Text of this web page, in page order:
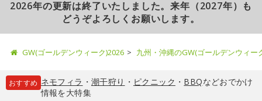
2026年の更新は終了いたしました。来年（2027年）も
どうぞよろしくお願いします。
GW(ゴールデンウィーク)2026 九州・沖縄のGW(ゴールデンウィ
おすすめ ネモフィラ ・ 潮干狩り ・ ピクニック ・ BBQなどおでかけ
情報を大特集